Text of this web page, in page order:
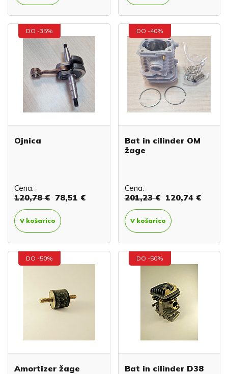
DO -35%
Ojnica
Cena:
120,78 € 78,51 €
V košarico
DO -40%
Bat in cilinder OM
žage
Cena:
201,23 € 120,74 €
V košarico
DO -50%
Amortizer žage
DO -50%
Bat in cilinder D38